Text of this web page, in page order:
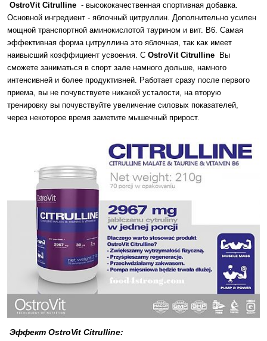
OstroVit Citrulline - высококачественная спортивная добавка.
Основной ингредиент - яблочный цитруллин. Дополнительно усилен
мощной транспортной аминокислотой таурином и вит. В6. Самая
эффективная форма цитруллина это яблочная, так как имеет
наивысший коэффициент усвоения. С OstroVit Citrulline Вы
сможете заниматься в спорт зале намного дольше, намного
интенсивней и более продуктивней. Работает сразу после первого
приема, вы не почувствуете никакой усталости, на вторую
тренировку вы почувствуйте увеличение силовых показателей,
через некоторое время заметите мышечный прирост.
Эффект OstroVit Citrulline: